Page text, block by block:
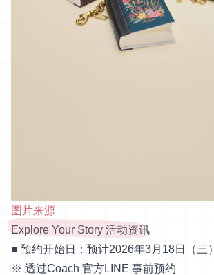
图片来源
Explore Your Story 活动资讯
■ 预约开始日：预计2026年3月18日（三）
※ 透过Coach 官方LINE 事前预约